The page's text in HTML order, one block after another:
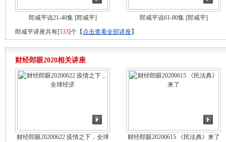
郎咸平说21-40集[郎咸平] 郎咸平说61-80集[郎咸平]
郎咸平讲座共有[533]个【 点击查看全部讲座】
财经郎眼2020相关讲座
财经郎眼20200622 疫情之下，全球
财经郎眼20200615 《民法典》来了